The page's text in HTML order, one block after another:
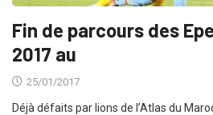
Fin de parcours des
2017 au
25/01/2017
Déjà défaits par lions de l’Atlas du